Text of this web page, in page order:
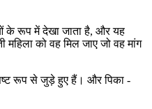
के रूप में देखा जाता है, और यह
को वह मिल जाए जो वह मांग
रूप से जुड़े हुए हैं। और पिका -